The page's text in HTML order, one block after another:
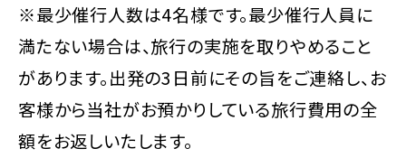
※最少催行人数は4名様です。最少催行人員に
満たない場合は、旅行の実施を取りやめること
があります。出発の3日前にその旨をご連絡し、お
客様から当社がお預かりしている旅行費用の全
額をお返しいたします。